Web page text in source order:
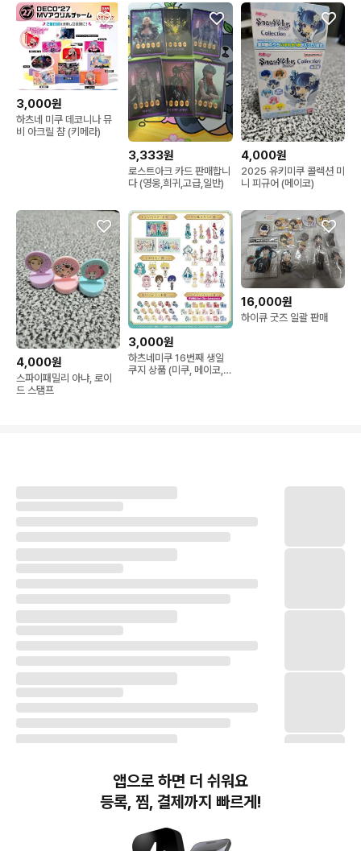
3,000원
하츠네 미쿠 데코니나 뮤
비 아크릴 챰 (키메라)
3,333원
로스트아크 카드 판매합니
다 (영웅,희귀,고급,일반)
4,000원
2025 유키미쿠 콜렉션 미
니 피규어 (메이코)
4,000원
스파이패밀리 아냐, 로이
드 스탬프
3,000원
하츠네미쿠 16번째 생일
쿠지 상품 (미쿠, 메이코,
16,000원
하이큐 굿즈 일괄 판매
앱으로 하면 더 쉬워요
등록, 찜, 결제까지 빠르게!